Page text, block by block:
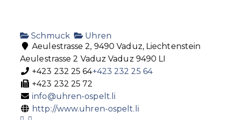
Schmuck
Uhren
Aeulestrasse 2, 9490 Vaduz, Liechtenstein
Aeulestrasse 2 Vaduz Vaduz 9490 LI
+423 232 25 64+423 232 25 64
+423 232 25 72
info@uhren-ospelt.li
http://www.uhren-ospelt.li